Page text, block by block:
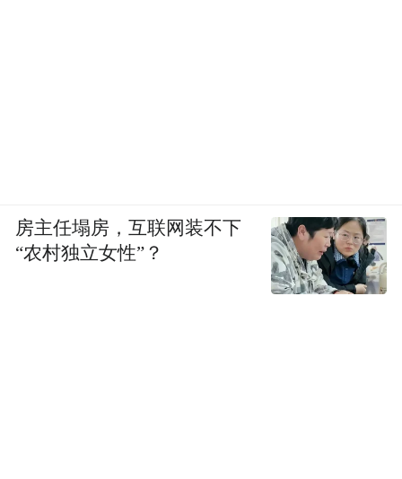
房主任塌房，互联网装不下
“农村独立女性”？